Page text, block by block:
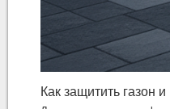
Как защитить газон